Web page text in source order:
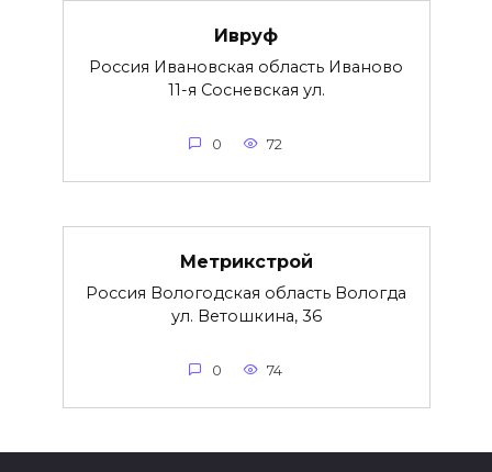
Ивруф
Россия Ивановская область Иваново
11-я Сосневская ул.
0 72
Метрикстрой
Россия Вологодская область Вологда
ул. Ветошкина, 36
0 74